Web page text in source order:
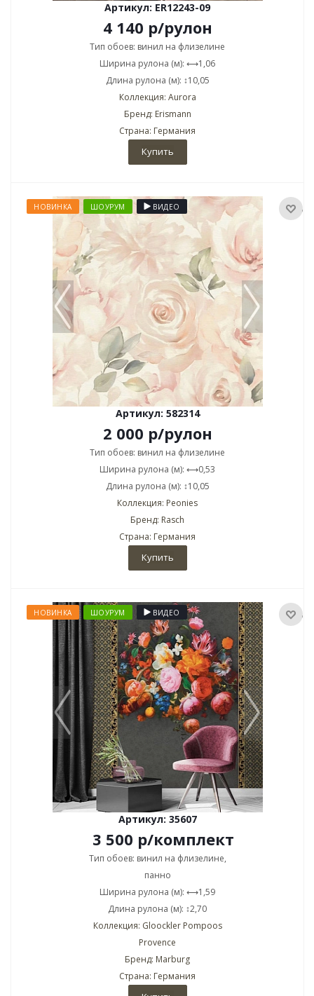
Артикул: ER12243-09
4 140 р/рулон
Тип обоев: винил на флизелине
Ширина рулона (м): ⟷1,06
Длина рулона (м): ↕10,05
Коллекция: Aurora
Бренд: Erismann
Страна: Германия
Купить
НОВИНКА ШОУРУМ ВИДЕО
Артикул: 582314
2 000 р/рулон
Тип обоев: винил на флизелине
Ширина рулона (м): ⟷0,53
Длина рулона (м): ↕10,05
Коллекция: Peonies
Бренд: Rasch
Страна: Германия
Купить
НОВИНКА ШОУРУМ ВИДЕО
Артикул: 35607
3 500 р/комплект
Тип обоев: винил на флизелине,
панно
Ширина рулона (м): ⟷1,59
Длина рулона (м): ↕2,70
Коллекция: Gloockler Pompoos
Provence
Бренд: Marburg
Страна: Германия